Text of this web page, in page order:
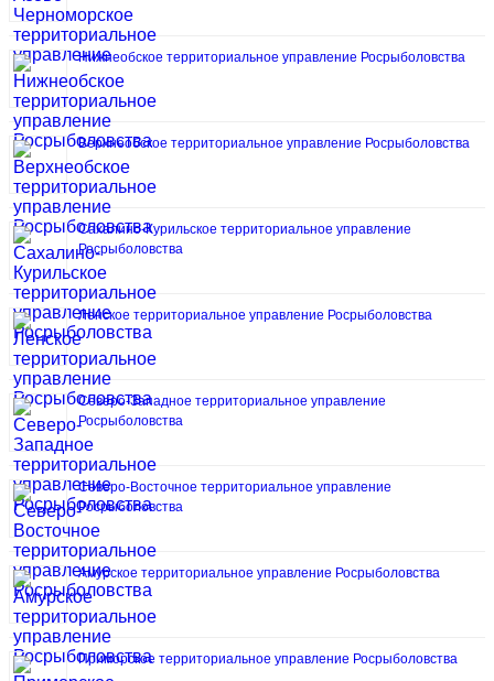
Нижнеобское территориальное управление Росрыболовства
Верхнеобское территориальное управление Росрыболовства
Сахалино-Курильское территориальное управление
Росрыболовства
Ленское территориальное управление Росрыболовства
Северо-Западное территориальное управление
Росрыболовства
Северо-Восточное территориальное управление
Росрыболовства
Амурское территориальное управление Росрыболовства
Приморское территориальное управление Росрыболовства